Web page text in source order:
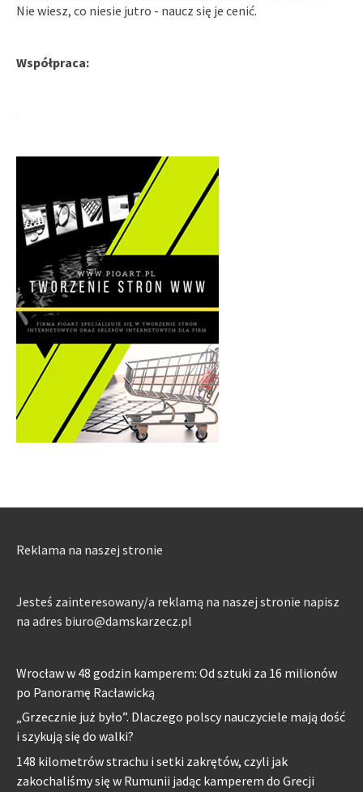
Nie wiesz, co niesie jutro - naucz się je cenić.
Współpraca:
Reklama na naszej stronie
Jesteś zainteresowany/a reklamą na naszej stronie napisz
na adres biuro@damskarzecz.pl
Wrocław w 48 godzin kamperem: Od sztuki za 16 milionów
po Panoramę Racławicką
„Grzecznie już było”. Dlaczego polscy nauczyciele mają dość
i szykują się do walki?
148 kilometrów strachu i setki zakrętów, czyli jak
zakochaliśmy się w Rumunii jadąc kamperem do Grecji